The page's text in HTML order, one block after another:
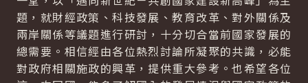
題，就財經政策、科技發展、教育改革、對外關係及
兩岸關係等議題進行研討，十分切合當前國家發展的
總需要。相信經由各位熱烈討論所凝聚的共識，必能
對政府相關施政的興革，提供重大參考。也希望各位